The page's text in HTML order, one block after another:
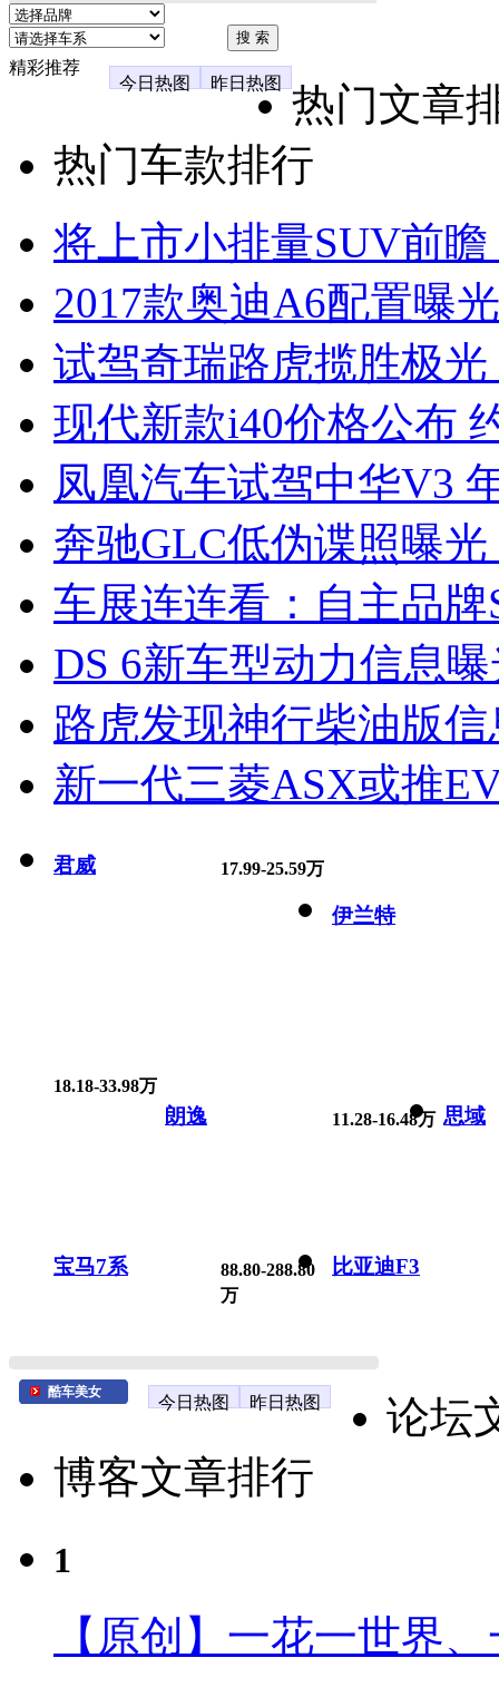
精彩推荐
今日热图
昨日热图
热门文章
热门车款排行
将上市小排量SUV前
2017款奥迪A6配置曝
试驾奇瑞路虎揽胜极
现代新款i40价格公布
凤凰汽车试驾中华V3
奔驰GLC低伪谍照曝
车展连连看：自主品牌
DS 6新车型动力信息
路虎发现神行柴油版
新一代三菱ASX或推
君威 17.99-25.59万
伊兰特
18.18-33.98万
朗逸 11.28-16.48万 思域
宝马7系
88.80-288.80
万
比亚迪F3
酷车美女
今日热图 昨日热图
论坛
博客文章排行
1
【原创】一花一世界